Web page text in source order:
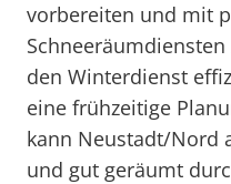
vorbereiten und mit
den Winterdienst
eine frühzeitige
kann Neustadt/Nord
und gut geräumt